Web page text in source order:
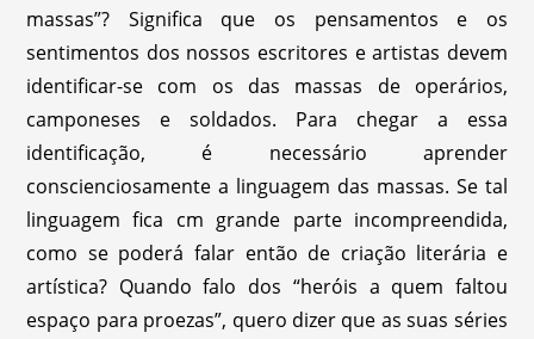
massas”? Significa que os pensamentos e os
sentimentos dos nossos escritores e artistas devem
identificar-se com os das massas de operários,
camponeses e soldados. Para chegar a essa
identificação, é necessário aprender
conscienciosamente a linguagem das massas. Se tal
linguagem fica cm grande parte incompreendida,
como se poderá falar então de criação literária e
artística? Quando falo dos “heróis a quem faltou
espaço para proezas”, quero dizer que as suas séries